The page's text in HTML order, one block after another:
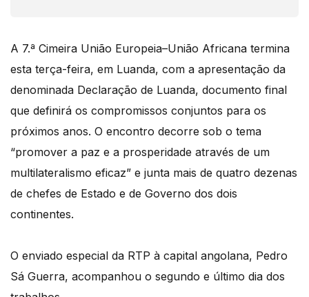
A 7.ª Cimeira União Europeia–União Africana termina
esta terça-feira, em Luanda, com a apresentação da
denominada Declaração de Luanda, documento final
que definirá os compromissos conjuntos para os
próximos anos. O encontro decorre sob o tema
“promover a paz e a prosperidade através de um
multilateralismo eficaz” e junta mais de quatro dezenas
de chefes de Estado e de Governo dos dois
continentes.
O enviado especial da RTP à capital angolana, Pedro
Sá Guerra, acompanhou o segundo e último dia dos